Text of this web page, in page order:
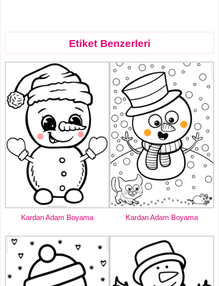
Etiket Benzerleri
Kardan Adam Boyama Kardan Adam Boyama